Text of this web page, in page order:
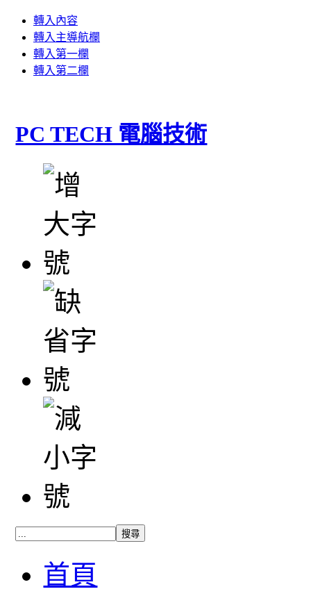
轉入內容
轉入主導航欄
轉入第一欄
轉入第二欄
PC TECH 電腦技術
首頁